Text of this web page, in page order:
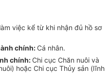
việc kể từ khi nhận đủ hồ sơ
chính: Cá nhân.
chính: Chi cục Chăn nuôi và
hoặc Chi cục Thủy sản (lĩnh